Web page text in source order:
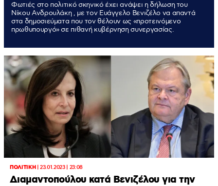
Φωτιές στο πολιτικό σκηνικό έχει ανάψει η δήλωση του
Νίκου Ανδρουλάκη , με τον Ευάγγελο Βενιζέλο να απαντά
στα δημοσιεύματα που τον θέλουν ως «προτεινόμενο
πρωθυπουργό» σε πιθανή κυβέρνηση συνεργασίας.
ΠΟΛΙΤΙΚΗ|23.01.2023 | 23:08
Διαμαντοπούλου κατά Βενιζέλου για την